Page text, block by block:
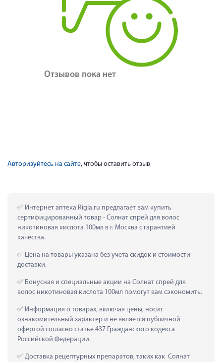
Отзывов пока нет
Авторизуйтесь на сайте, чтобы оставить отзыв
Интернет аптека Rigla.ru предлагает вам купить
сертифицированный товар - Солнат спрей для волос
никотиновая кислота 100мл в г. Москва с гарантией
качества.
Цена на товары указана без учета скидок и стоимости
доставки.
Бонусная и специальные акции на Солнат спрей для
волос никотиновая кислота 100мл помогут вам сэкономить.
Информация о товарах, включая цены, носит
ознакомительный характер и не является публичной
офертой согласно статье 437 Гражданского кодекса
Российской Федерации.
Доставка рецептурных препаратов, таких как  Солнат